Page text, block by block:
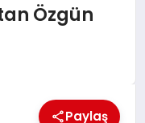
Özgün
Paylaş